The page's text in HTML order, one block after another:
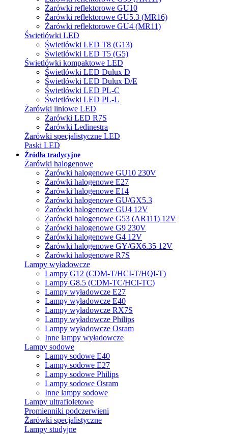
Żarówki reflektorowe GU10
Żarówki reflektorowe GU5.3 (MR16)
Żarówki reflektorowe GU4 (MR11)
Świetlówki LED
Świetlówki LED T8 (G13)
Świetlówki LED T5 (G5)
Świetlówki kompaktowe LED
Świetlówki LED Dulux D
Świetlówki LED Dulux D/E
Świetlówki LED PL-C
Świetlówki LED PL-L
Żarówki liniowe LED
Żarówki LED R7S
Żarówki Ledinestra
Żarówki specjalistyczne LED
Paski LED
Źródła tradycyjne
Żarówki halogenowe
Żarówki halogenowe GU10 230V
Żarówki halogenowe E27
Żarówki halogenowe E14
Żarówki halogenowe GU/GX5.3
Żarówki halogenowe GU4 12V
Żarówki halogenowe G53 (AR111) 12V
Żarówki halogenowe G9 230V
Żarówki halogenowe G4 12V
Żarówki halogenowe GY/GX6.35 12V
Żarówki halogenowe R7S
Lampy wyładowcze
Lampy G12 (CDM-T/HCI-T/HQI-T)
Lampy G8.5 (CDM-TC/HCI-TC)
Lampy wyładowcze E27
Lampy wyładowcze E40
Lampy wyładowcze RX7S
Lampy wyładowcze Philips
Lampy wyładowcze Osram
Inne lampy wyładowcze
Lampy sodowe
Lampy sodowe E40
Lampy sodowe E27
Lampy sodowe Philips
Lampy sodowe Osram
Inne lampy sodowe
Lampy ultrafioletowe
Promienniki podczerwieni
Żarówki specjalistyczne
Lampy studyjne